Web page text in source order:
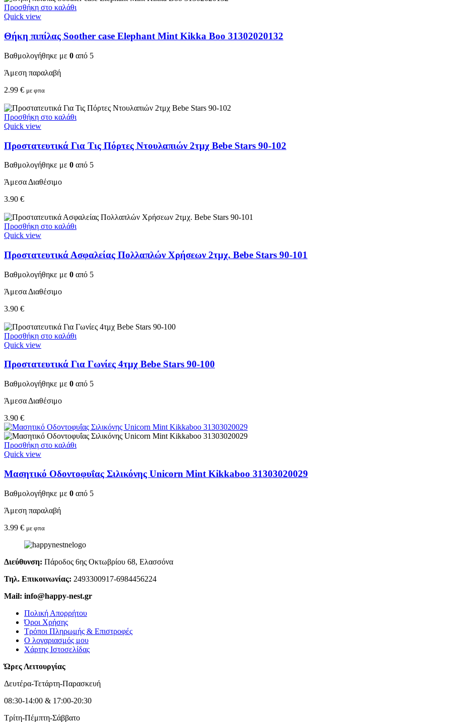
Προσθήκη στο καλάθι
Quick view
Θήκη πιπίλας Soother case Elephant Mint Kikka Boo 31302020132
Βαθμολογήθηκε με 0 από 5
Άμεση παραλαβή
2.99 € με φπα
Προσθήκη στο καλάθι
Quick view
Προστατευτικά Για Τις Πόρτες Ντουλαπιών 2τμχ Bebe Stars 90-102
Βαθμολογήθηκε με 0 από 5
Άμεσα Διαθέσιμο
3.90 €
Προσθήκη στο καλάθι
Quick view
Προστατευτικά Ασφαλείας Πολλαπλών Χρήσεων 2τμχ. Bebe Stars 90-101
Βαθμολογήθηκε με 0 από 5
Άμεσα Διαθέσιμο
3.90 €
Προσθήκη στο καλάθι
Quick view
Προστατευτικά Για Γωνίες 4τμχ Bebe Stars 90-100
Βαθμολογήθηκε με 0 από 5
Άμεσα Διαθέσιμο
3.90 €
Προσθήκη στο καλάθι
Quick view
Μασητικό Οδοντοφυΐας Σιλικόνης Unicorn Mint Kikkaboo 31303020029
Βαθμολογήθηκε με 0 από 5
Άμεση παραλαβή
3.99 € με φπα
Διεύθυνση: Πάροδος 6ης Οκτωβρίου 68, Ελασσόνα
Τηλ. Επικοινωνίας: 2493300917-6984456224
Mail: info@happy-nest.gr
Πολική Απορρήτου
Όροι Χρήσης
Τρόποι Πληρωμής & Επιστροφές
Ο λογαριασμός μου
Χάρτης Ιστοσελίδας
Ώρες Λειτουργίας
Δευτέρα-Τετάρτη-Παρασκευή
08:30-14:00 & 17:00-20:30
Τρίτη-Πέμπτη-Σάββατο